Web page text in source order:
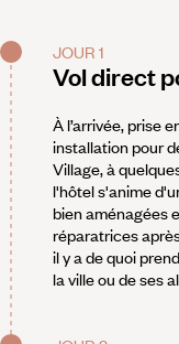
JOUR 1
Vol direct
À l’arrivée, prise
installation pour
Village, à
l'hôtel s'anime
bien aménagées
réparatrices
il y a de quoi
la ville ou de ses